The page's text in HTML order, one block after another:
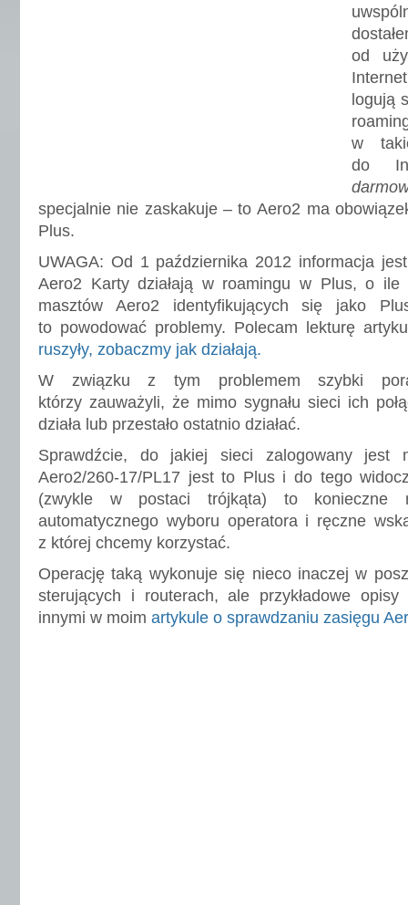
od
logują
w
do
specjalnie nie zaskakuje – to Aero2 ma
Plus.
UWAGA: Od 1 października 2012 informacja
Aero2 Karty działają w roamingu w Plus, o
masztów Aero2 identyfikujących się jako
to powodować problemy. Polecam lekturę
ruszyły, zobaczmy jak działają.
W związku z tym problemem szybki
którzy zauważyli, że mimo sygnału sieci ich
działa lub przestało ostatnio działać.
Sprawdźcie, do jakiej sieci zalogowany jest
Aero2/260-17/PL17 jest to Plus i do tego
(zwykle w postaci trójkąta) to konieczne
automatycznego wyboru operatora i ręczne
z której chcemy korzystać.
Operację taką wykonuje się nieco inaczej w
sterujących i routerach, ale przykładowe
innymi w moim artykule o sprawdzaniu zasięgu